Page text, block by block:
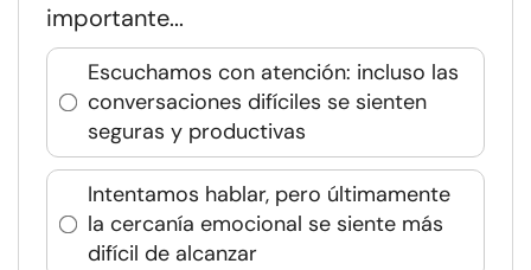
importante...
Escuchamos con atención: incluso las
conversaciones difíciles se sienten
seguras y productivas
Intentamos hablar, pero últimamente
la cercanía emocional se siente más
difícil de alcanzar